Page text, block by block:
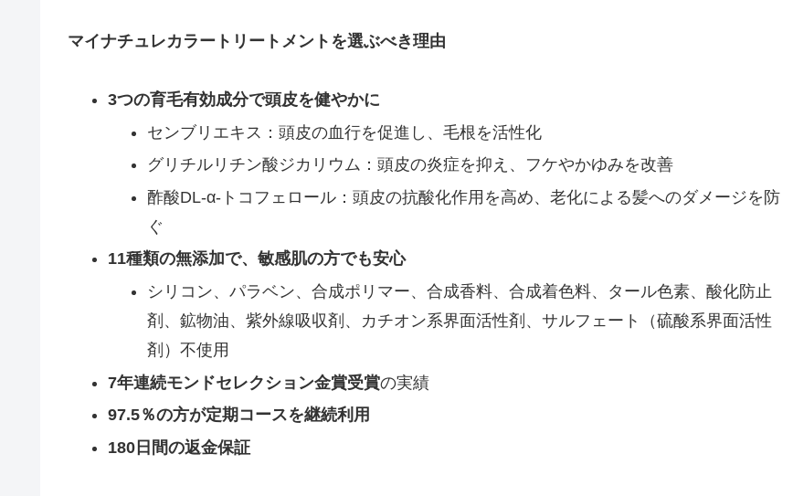
マイナチュレカラートリートメントを選ぶべき理由
3つの育毛有効成分で頭皮を健やかに
センブリエキス：頭皮の血行を促進し、毛根を活性化
グリチルリチン酸ジカリウム：頭皮の炎症を抑え、フケやかゆみを改善
酢酸DL-α-トコフェロール：頭皮の抗酸化作用を高め、老化による髪へのダメージを防
ぐ
11種類の無添加で、敏感肌の方でも安心
シリコン、パラベン、合成ポリマー、合成香料、合成着色料、タール色素、酸化防止
剤、鉱物油、紫外線吸収剤、カチオン系界面活性剤、サルフェート（硫酸系界面活性
剤）不使用
7年連続モンドセレクション金賞受賞の実績
97.5％の方が定期コースを継続利用
180日間の返金保証